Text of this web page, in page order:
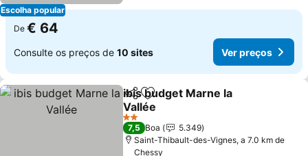
Escolha popular
De € 64
Consulte os preços de 10 sites Ver preços
PartilharAdicionar aos favoritos
ibis budget Marne la
Vallée
Ver preços
2 Estrelas
7,5 Boa
5.349
Saint-Thibault-des-Vignes, a 7.0 km de
Chessy